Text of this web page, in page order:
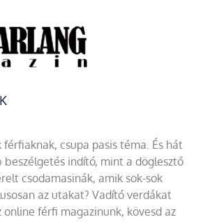
férfiaknak, csupa pasis téma. És hát
beszélgetés indító, mint a döglesztő
csodamasinák, amik sok-sok
az utakat? Vadító verdákat
online férfi magazinunk, kövesd az